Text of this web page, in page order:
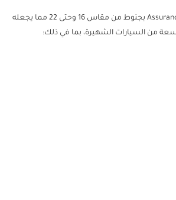
يتوفر Assurance WeatherReady بجنوط من مقاس 16 وحتى 22 مما يجعله
من السيارات الشهيرة، بما في ذلك: